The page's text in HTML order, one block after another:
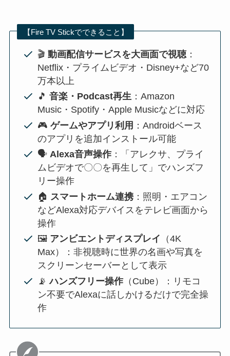
【Fire TV Stickでできること】
🎬 動画配信サービスを大画面で視聴：
Netflix・プライムビデオ・Disney+など70
万本以上
🎵 音楽・Podcast再生：Amazon
Music・Spotify・Apple Musicなどに対応
🎮 ゲームやアプリ利用 ：Androidベース
のアプリを追加インストール可能
🗣️ Alexa音声操作：「アレクサ、プライ
ムビデオで〇〇を再生して」でハンズフ
リー操作
🏠 スマートホーム連携：照明・エアコン
などAlexa対応デバイスをテレビ画面から
操作
🖼️ アンビエントディスプレイ （4K
Max）：非視聴時に世界の名画や写真を
スクリーンセーバーとして表示
📡ハンズフリー操作（Cube）：リモコ
ン不要でAlexaに話しかけるだけで完全操
作